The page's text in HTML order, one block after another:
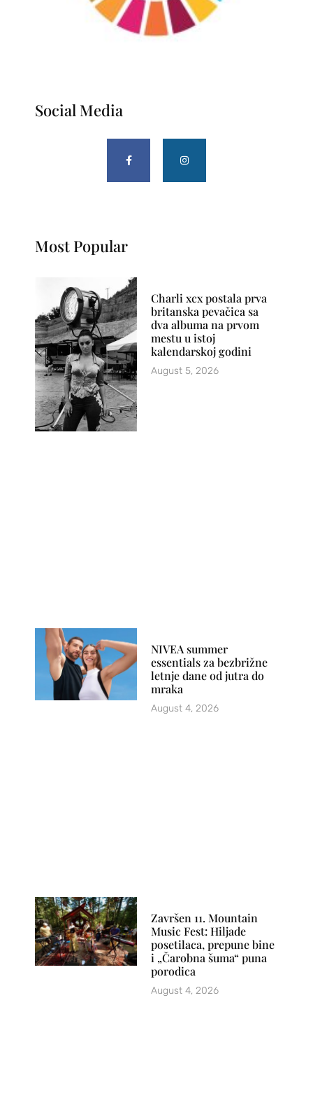
Social Media
Most Popular
Charli xcx postala prva
britanska pevačica sa
dva albuma na prvom
mestu u istoj
kalendarskoj godini
August 5, 2026
NIVEA summer
essentials za bezbrižne
letnje dane od jutra do
mraka
August 4, 2026
Završen 11. Mountain
Music Fest: Hiljade
posetilaca, prepune bine
i „Čarobna šuma“ puna
porodica
August 4, 2026